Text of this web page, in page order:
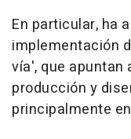
En particular, ha
implementación
vía', que
producción y
principalmente